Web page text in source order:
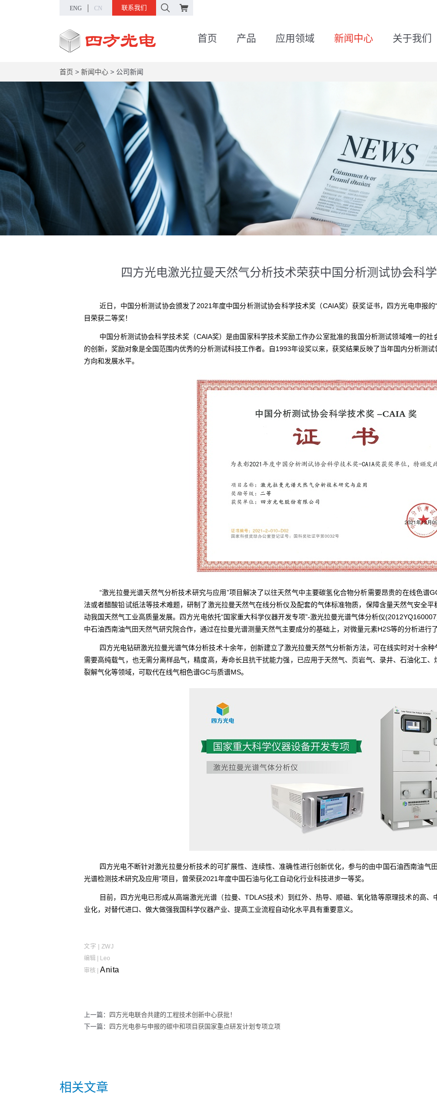
ENG CN 联系我们
首页 产品 应用领域 新闻中心 关于我们
首页 > 新闻中心 > 公司新闻
四方光电激光拉曼天然气分析技术荣获中国分析测试协会科
近日，中国分析测试协会颁发了2021年度中国分析测试协会科学技术奖（CAIA奖）获奖证书，四方光电申报
目荣获二等奖！
中国分析测试协会科学技术奖（CAIA奖）是由国家科学技术奖励工作办公室批准的我国分析测试领域唯一的
的创新，奖励对象是全国范围内优秀的分析测试科技工作者。自1993年设奖以来，获奖结果反映了当年国内分析测
方向和发展水平。
“激光拉曼光谱天然气分析技术研究与应用”项目解决了以往天然气中主要碳氢化合物分析需要昂贵的在线色谱
法或者醋酸铅试纸法等技术难题，研制了激光拉曼天然气在线分析仪及配套的气体标准物质，保障含量天然气安全
动我国天然气工业高质量发展。四方光电依托“国家重大科学仪器开发专项”-激光拉曼光谱气体分析仪
中石油西南油气田天然气研究院合作，通过在拉曼光谱测量天然气主要成分的基础上，对微量元素H2S等的分析进行
四方光电钻研激光拉曼光谱气体分析技术十余年，创新建立了激光拉曼天然气分析新方法，可在线实时对十余
需要高纯载气，也无需分离样品气，精度高，寿命长且抗干扰能力强，已应用于天然气、页岩气、录井、石油化工
裂解气化等领域，可取代在线气相色谱GC与质谱MS。
四方光电不断针对激光拉曼分析技术的可扩展性、连续性、准确性进行创新优化，参与的由中国石油西南油气
光谱检测技术研究及应用”项目，曾荣获2021年度中国石油与化工自动化行业科技进步一等奖。
目前，四方光电已形成从高端激光光谱（拉曼、TDLAS技术）到红外、热导、顺磁、氧化锆等原理技术的高
业化，对替代进口、做大做强我国科学仪器产业、提高工业流程自动化水平具有重要意义。
文字 | ZWJ
编辑 | Leo
审核 | Anita
上一篇：
四方光电联合共建的工程技术创新中心获批！
下一篇：
四方光电参与申报的碳中和项目获国家重点研发计划专项立项
相关文章